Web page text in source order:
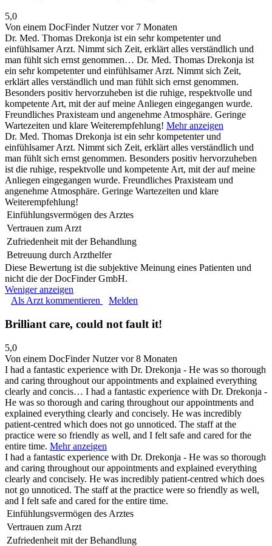
5,0
Von einem DocFinder Nutzervor 7 Monaten
Dr. Med. Thomas Drekonja ist ein sehr kompetenter und
einfühlsamer Arzt. Nimmt sich Zeit, erklärt alles verständlich und
man fühlt sich ernst genommen… Dr. Med. Thomas Drekonja ist
ein sehr kompetenter und einfühlsamer Arzt. Nimmt sich Zeit,
erklärt alles verständlich und man fühlt sich ernst genommen.
Besonders positiv hervorzuheben ist die ruhige, respektvolle und
kompetente Art, mit der auf meine Anliegen eingegangen wurde.
Freundliches Praxisteam und angenehme Atmosphäre. Geringe
Wartezeiten und klare Weiterempfehlung! Mehr anzeigen
Dr. Med. Thomas Drekonja ist ein sehr kompetenter und
einfühlsamer Arzt. Nimmt sich Zeit, erklärt alles verständlich und
man fühlt sich ernst genommen. Besonders positiv hervorzuheben
ist die ruhige, respektvolle und kompetente Art, mit der auf meine
Anliegen eingegangen wurde. Freundliches Praxisteam und
angenehme Atmosphäre. Geringe Wartezeiten und klare
Weiterempfehlung!
Einfühlungsvermögen des Arztes
Vertrauen zum Arzt
Zufriedenheit mit der Behandlung
Betreuung durch Arzthelfer
Diese Bewertung ist die subjektive Meinung eines Patienten und
nicht die der DocFinder GmbH.
Weniger anzeigen
Als Arzt kommentieren
Melden
Brilliant care, could not fault it!
5,0
Von einem DocFinder Nutzervor 8 Monaten
I had a fantastic experience with Dr. Drekonja - He was so thorough
and caring throughout our appointments and explained everything
clearly and concis… I had a fantastic experience with Dr. Drekonja -
He was so thorough and caring throughout our appointments and
explained everything clearly and concisely. He was incredibly
patient-centred which does not go unnoticed. The staff at the
practice were so friendly as well, and I felt safe and cared for the
entire time. Mehr anzeigen
I had a fantastic experience with Dr. Drekonja - He was so thorough
and caring throughout our appointments and explained everything
clearly and concisely. He was incredibly patient-centred which does
not go unnoticed. The staff at the practice were so friendly as well,
and I felt safe and cared for the entire time.
Einfühlungsvermögen des Arztes
Vertrauen zum Arzt
Zufriedenheit mit der Behandlung